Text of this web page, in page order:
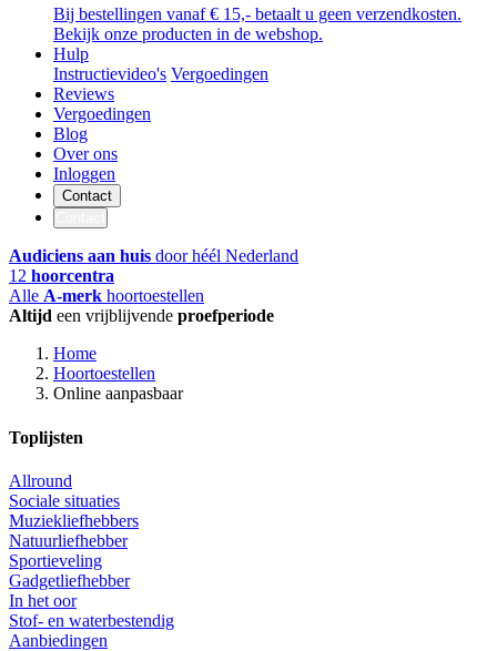
Bij bestellingen vanaf € 15,- betaalt u geen verzendkosten.
Bekijk onze producten in de webshop.
Hulp
Instructievideo's Vergoedingen
Reviews
Vergoedingen
Blog
Over ons
Inloggen
Contact
Audiciens aan huis door héél Nederland
12 hoorcentra
Alle A-merk hoortoestellen
Altijd een vrijblijvende proefperiode
Home
Hoortoestellen
Online aanpasbaar
Toplijsten
Allround
Sociale situaties
Muziekliefhebbers
Natuurliefhebber
Sportieveling
Gadgetliefhebber
In het oor
Stof- en waterbestendig
Aanbiedingen